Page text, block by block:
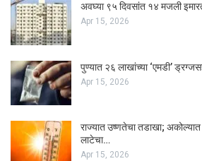
अवघ्या ९५ दिवसांत १४ मजली
Apr 15, 2026
पुण्यात २६ लाखांच्या ‘एमडी’
Apr 15, 2026
राज्यात उष्णतेचा तडाखा;
लाटेचा…
Apr 15, 2026